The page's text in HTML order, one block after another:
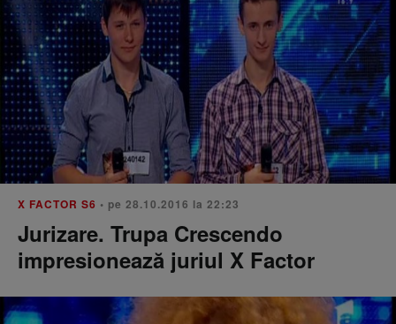
X FACTOR S6 • pe 28.10.2016 la 22:23
Jurizare. Trupa Crescendo
impresionează juriul X Factor